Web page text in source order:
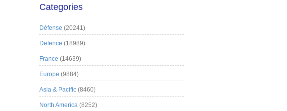
Categories
Défense (20241)
Defence (18989)
France (14639)
Europe (9884)
Asia & Pacific (8460)
North America (8252)